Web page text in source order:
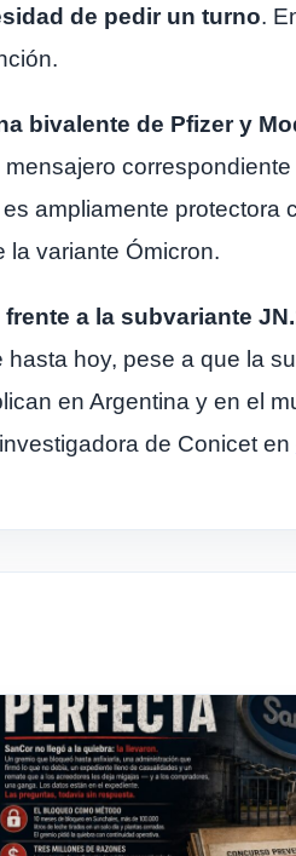
de pedir un turno.
bivalente de Pfizer y
ampliamente protectora
la variante Ómicron.
a la subvariante
hasta hoy, pese a que la
en Argentina y en el
de Conicet en